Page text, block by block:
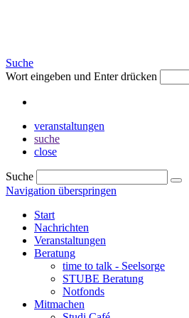
Suche
Wort eingeben und Enter drücken
veranstaltungen
suche
close
Suche
Navigation überspringen
Start
Nachrichten
Veranstaltungen
Beratung
time to talk - Seelsorge
STUBE Beratung
Notfonds
Mitmachen